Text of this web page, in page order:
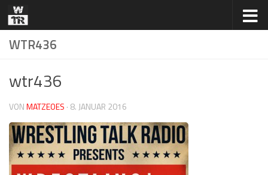
Zum Inhalt springen
WTR436
wtr436
VONMATZEOES · 8. JANUAR 2016